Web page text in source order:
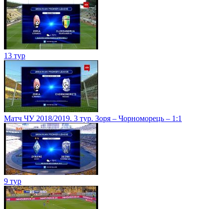
13 тур
Матч ЧУ 2018/2019. 3 тур. Зоря – Чорноморець – 1:1
9 тур